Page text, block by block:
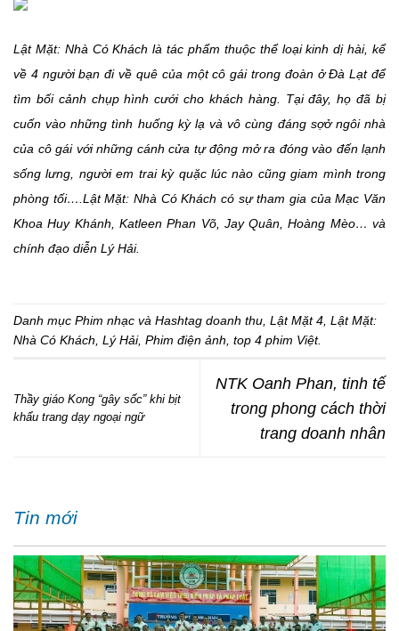
Lật Mặt: Nhà Có Khách là tác phẩm thuộc thể loại kinh dị hài, kể
về 4 người bạn đi về quê của một cô gái trong đoàn ở Đà Lạt để
tìm bối cảnh chụp hình cưới cho khách hàng. Tại đây, họ đã bị
cuốn vào những tình huống kỳ lạ và vô cùng đáng sợở ngôi nhà
của cô gái với những cánh cửa tự động mở ra đóng vào đến lạnh
sống lưng, người em trai kỳ quặc lúc nào cũng giam mình trong
phòng tối….Lật Mặt: Nhà Có Khách có sự tham gia của Mạc Văn
Khoa Huy Khánh, Katleen Phan Võ, Jay Quân, Hoàng Mèo… và
chính đạo diễn Lý Hải.
Danh mục Phim nhạc và Hashtag doanh thu Lật Mặt 4 Lật Mặt:
Nhà Có Khách Lý Hải, Phim điện ảnh top 4 phim Việt.
Thầy giáo Kong “gây sốc” khi bịt
khẩu trang dạy ngoại ngữ
NTK Oanh Phan, tinh tế
trong phong cách thời
trang doanh nhân
Tin mới